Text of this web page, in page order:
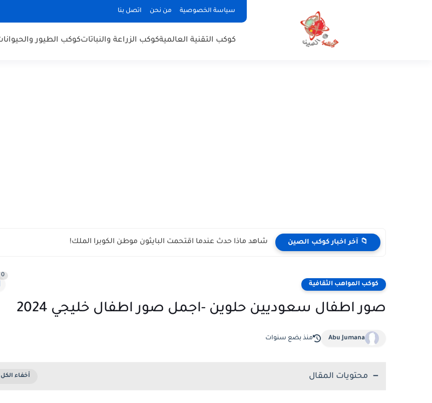
سياسة الخصوصية من نحن اتصل بنا
كوكب التقنية العالميةكوكب الزراعة والنباتاتكوكب الطيور
📁 آخر اخبار كوكب الصين شاهد ماذا حدث عندما اقتحمت البايثون موطن الكوبرا الملك!
كوكب المواهب الثقافية
0
صور اطفال سعوديين حلوين -اجمل صور اطفال خليجي 2024
Abu Jumana منذ بضع سنوات
محتويات المقال